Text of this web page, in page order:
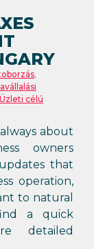
,
Üzleti célú
about
owners
that
operation,
to natural
a quick
detailed